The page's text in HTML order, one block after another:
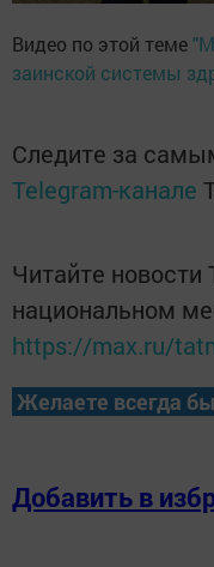
Видео по этой теме
заинской системы
Следите за
Telegram-канале
Читайте новости
национальном
https://max.ru/
Желаете всегда
Добавить в